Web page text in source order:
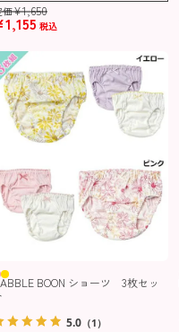
価¥1,650
1,155 税込
BOON ショーツ 3枚セッ
5.0 （1）